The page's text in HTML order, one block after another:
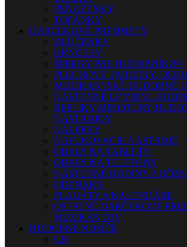
PEŇAŽENKY
TOPÁNKY
DARČEKOVÉ PREDMETY
KĽÚČENKY
HRNČEKY
ŠPERKY PRE HUDOBNÍKOV
PLECHOVÉ TABUĽKY,
MUZIKANTSKÉ HUDOBNÉ
NÁSTENNÉ LP VINYL
REPLIKY-MINIATÚRY
NÁSTROJOV
NÁLEPKY
NAFUKOVACIE NÁSTROJE
OBALY NA TABLETY
OBALY NA TELEFÓNY
NÁSTENNÉ HODINY Z
ODZNAKY
PLAGÁTY A KALENDÁRE
OSTATNÉ DARČEKOVÉ
MUZIKANTOV
HUDOBNÉ NOSIČE
CD